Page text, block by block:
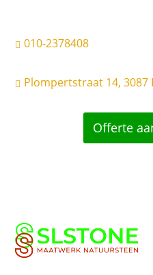
 010-2378408
 Plompertstraat 14, 3087
Offerte